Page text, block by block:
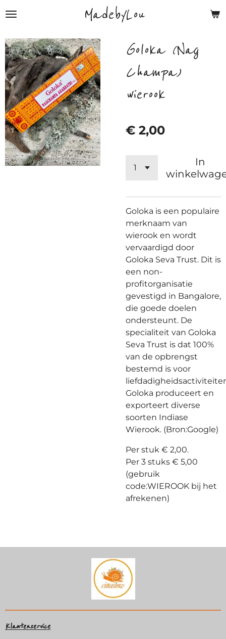
Ga
de
hoofdinhoud
MadebyLou
Goloka (Nag
Champa)
wierook
€ 2,00
In
Goloka is een populaire
merknaam van
wierook en wordt
vervaardigd door
Goloka Seva Trust. Dit is
een non-
profitorganisatie
gevestigd in Bangalore,
die goede doelen
ondersteunt. De
specialiteit van Goloka
Seva Trust is dat 100%
van de opbrengst
bestemd is voor
Goloka produceert en
exporteert diverse
soorten Indiase
Wierook. (Bron:Google)
Per stuk € 2,00.
Per 3 stuks € 5,00
(gebruik
code:WIEROOK bij het
afrekenen)
Klantenservice